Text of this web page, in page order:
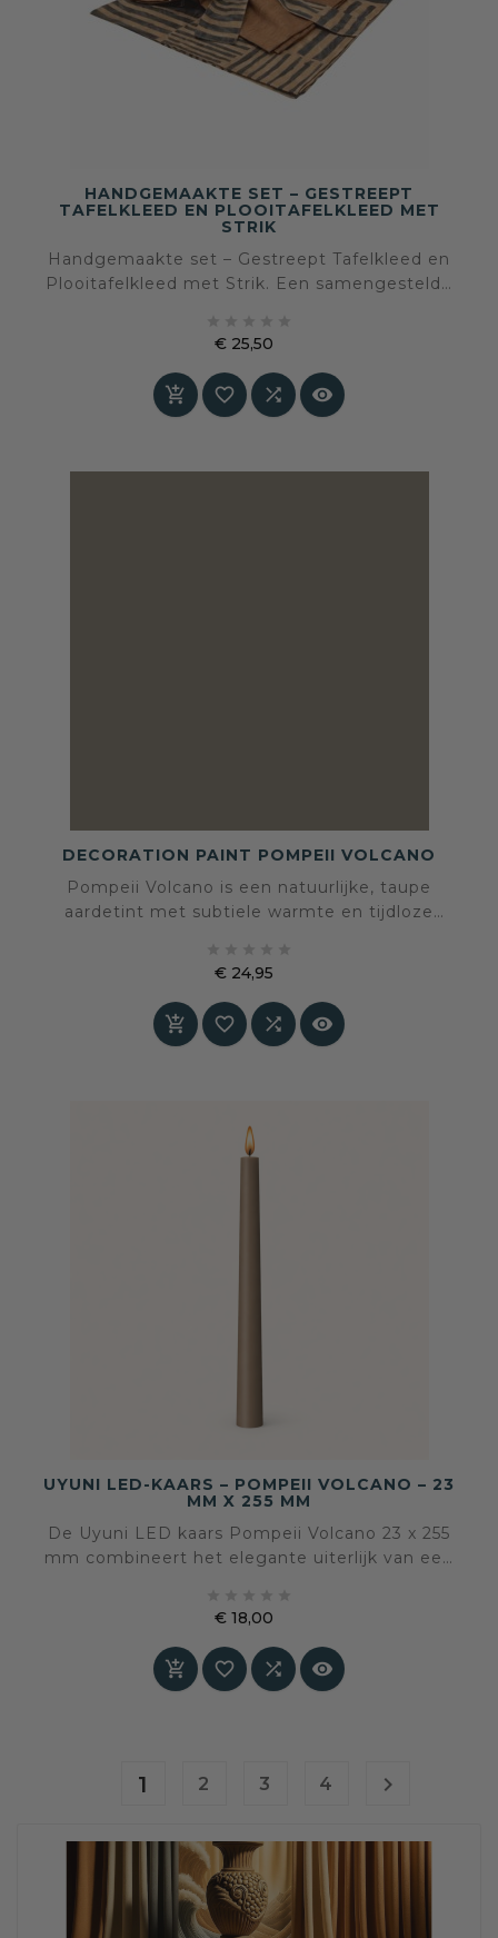
HANDGEMAAKTE SET – GESTREEPT
TAFELKLEED EN PLOOITAFELKLEED MET
STRIK
Handgemaakte set – Gestreept Tafelkleed en
Plooitafelkleed met Strik. Een samengestelde
€ 25,50
   
DECORATION PAINT POMPEII VOLCANO
Pompeii Volcano is een natuurlijke, taupe
aardetint met subtiele warmte en tijdloze
ideaal voor minimalistische, mediterrane en
wabi-sabi interieurs.
€ 24,95
   
UYUNI LED-KAARS – POMPEII VOLCANO – 23
MM X 255 MM
De Uyuni LED kaars Pompeii Volcano 23 x 255
mm combineert het elegante uiterlijk van een
rust, sfeer en controle samenkomen
€ 18,00
   
1 2 3 4 